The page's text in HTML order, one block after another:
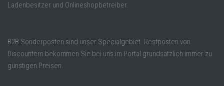
Ladenbesitzer und Onlineshopbetreiber.
B2B Sonderposten sind unser Specialgebiet. Restposten von
Discountern bekommen Sie bei uns im Portal grundsätzlich immer zu
günstigen Preisen.